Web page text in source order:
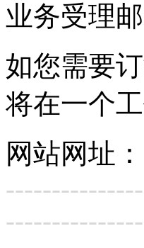
业务受理
如您需要
将在一个
网站网址：